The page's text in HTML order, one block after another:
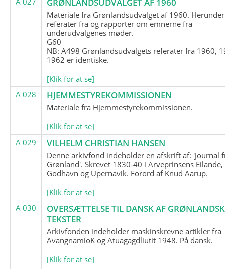
Materiale fra Grønlandsudvalget af 1960. Herunder
referater fra og rapporter om emnerne fra
underudvalgenes møder.
G60
NB: A498 Grønlandsudvalgets referater fra 1960,
1962 er identiske.
[Klik for at se]
A 028
HJEMMESTYREKOMMISSIONEN
Materiale fra Hjemmestyrekommissionen.
[Klik for at se]
A 029
VILHELM CHRISTIAN HANSEN
Denne arkivfond indeholder en afskrift af: 'Journal
Grønland'. Skrevet 1830-40 i Arveprinsens Eilande,
Godhavn og Upernavik. Forord af Knud Aarup.
[Klik for at se]
A 030
OVERSÆTTELSE TIL DANSK AF
TEKSTER
Arkivfonden indeholder maskinskrevne artikler fra
AvangnamioK og Atuagagdliutit 1948. På dansk.
[Klik for at se]